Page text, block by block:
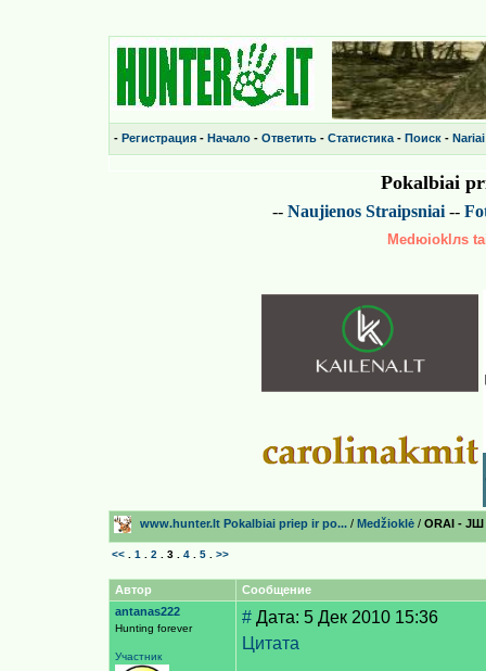
- Регистрация - Начало - Ответить - Статистика - Поиск - Nariai
Pokalbiai
-- Naujienos Straipsniai--
Medюioklлs
www.hunter.lt Pokalbiai prieр ir po... / Medžioklė / ORAI - JШ
<< 1 2 3 4 5 >>
Автор
Сообщение
antanas222
Hunting forever
Участник
# Дата: 5 Дек 2010 15:36
Цитата